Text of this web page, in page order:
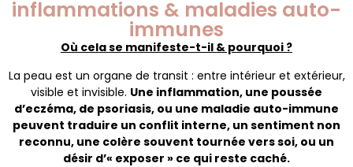
inflammations & maladies auto-
immunes
Où cela se manifeste-t-il & pourquoi ?
La peau est un organe de transit : entre intérieur et extérieur,
visible et invisible. Une inflammation, une poussée
d’eczéma, de psoriasis, ou une maladie auto-immune
peuvent traduire un conflit interne, un sentiment non
reconnu, une colère souvent tournée vers soi, ou un
désir d’« exposer » ce qui reste caché.